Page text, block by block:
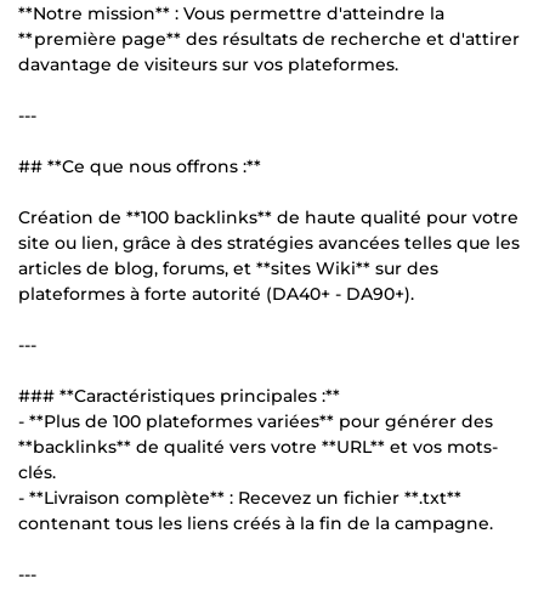
**Notre mission** : Vous permettre d'atteindre la
**première page** des résultats de recherche et d'attirer
davantage de visiteurs sur vos plateformes.
---
## **Ce que nous offrons :**
Création de **100 backlinks** de haute qualité pour votre
site ou lien, grâce à des stratégies avancées telles que les
articles de blog, forums, et **sites Wiki** sur des
plateformes à forte autorité (DA40+ - DA90+).
---
### **Caractéristiques principales :**
- **Plus de 100 plateformes variées** pour générer des
**backlinks** de qualité vers votre **URL** et vos mots-
clés.
- **Livraison complète** : Recevez un fichier **.txt**
contenant tous les liens créés à la fin de la campagne.
---